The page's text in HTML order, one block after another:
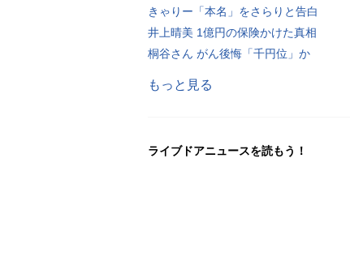
きゃりー「本名」をさらりと告白
井上晴美 1億円の保険かけた真相
桐谷さん がん後悔「千円位」か
もっと見る
ライブドアニュースを読もう！